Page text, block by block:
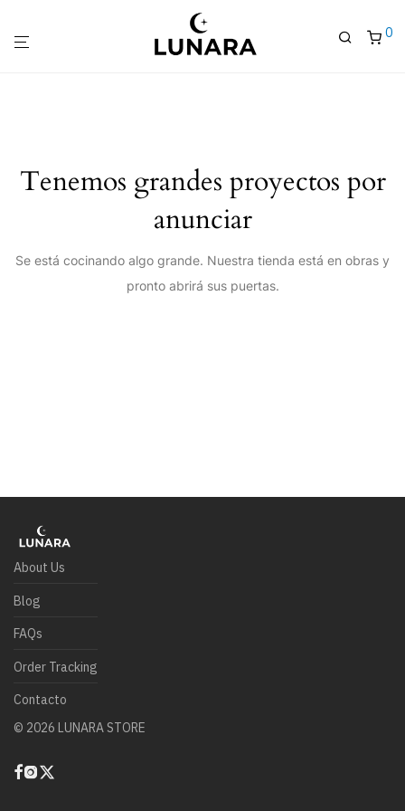
0
Tenemos grandes proyectos por
anunciar
Se está cocinando algo grande. Nuestra tienda está en obras y
pronto abrirá sus puertas.
About Us
Blog
FAQs
Order Tracking
Contacto
© 2026 LUNARA STORE